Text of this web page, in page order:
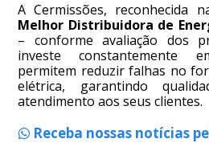
A Cermissões, reconhecida
Melhor Distribuidora de
– conforme avaliação dos
investe constantemente
permitem reduzir falhas no
elétrica, garantindo
atendimento aos seus clientes.
Receba nossas notícias